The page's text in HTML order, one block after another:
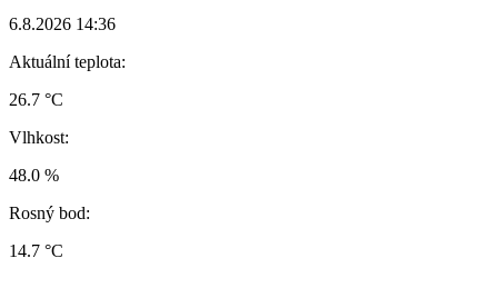
6.8.2026 14:36
Aktuální teplota:
26.7 °C
Vlhkost:
48.0 %
Rosný bod:
14.7 °C